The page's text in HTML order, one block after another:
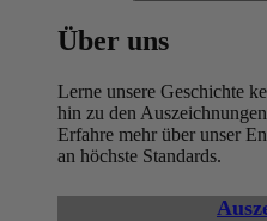
Über uns
Lerne unsere Geschichte
hin zu den
Erfahre mehr über unser
an höchste Standards.